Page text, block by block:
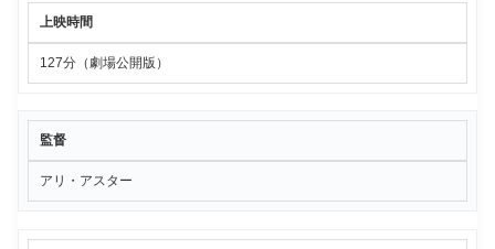
上映時間
127分（劇場公開版）
監督
アリ・アスター